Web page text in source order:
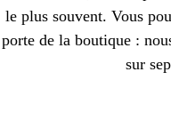
le plus souvent. Vous
porte de la boutique :
sur